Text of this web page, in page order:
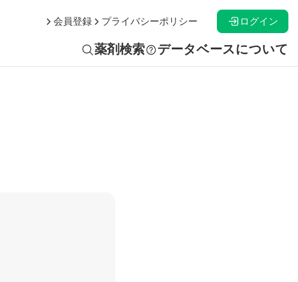
薬剤検索 データベースについて
会員登録 プライバシーポリシー ログイン